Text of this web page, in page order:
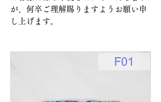
が、何卒ご理解賜りますようお願い申
し上げます。